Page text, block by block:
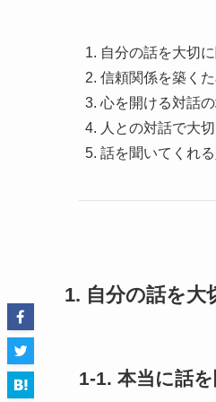
自分の話を大切
信頼関係を築く
心を開ける対話
人との対話で大
話を聞いてくれ
1. 自分の話を大
1-1. 本当に話